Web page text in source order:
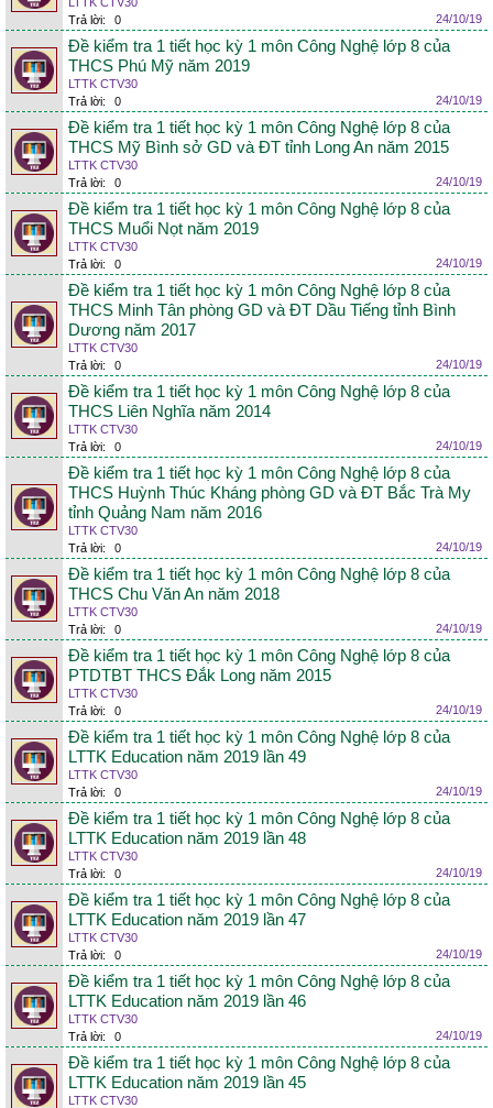
Trả lời:
0 24/10/19
Đề kiểm tra 1 tiết học kỳ 1 môn Công Nghệ lớp 8 của
THCS Phú Mỹ năm 2019
LTTK CTV30
Trả lời:
0 24/10/19
Đề kiểm tra 1 tiết học kỳ 1 môn Công Nghệ lớp 8 của
THCS Mỹ Bình sở GD và ĐT tỉnh Long An năm 2015
LTTK CTV30
Trả lời:
0 24/10/19
Đề kiểm tra 1 tiết học kỳ 1 môn Công Nghệ lớp 8 của
THCS Muổi Nọt năm 2019
LTTK CTV30
Trả lời:
0 24/10/19
Đề kiểm tra 1 tiết học kỳ 1 môn Công Nghệ lớp 8 của
THCS Minh Tân phòng GD và ĐT Dầu Tiếng tỉnh Bình
Dương năm 2017
LTTK CTV30
Trả lời:
0 24/10/19
Đề kiểm tra 1 tiết học kỳ 1 môn Công Nghệ lớp 8 của
THCS Liên Nghĩa năm 2014
LTTK CTV30
Trả lời:
0 24/10/19
Đề kiểm tra 1 tiết học kỳ 1 môn Công Nghệ lớp 8 của
THCS Huỳnh Thúc Kháng phòng GD và ĐT Bắc Trà My
tỉnh Quảng Nam năm 2016
LTTK CTV30
Trả lời:
0 24/10/19
Đề kiểm tra 1 tiết học kỳ 1 môn Công Nghệ lớp 8 của
THCS Chu Văn An năm 2018
LTTK CTV30
Trả lời:
0 24/10/19
Đề kiểm tra 1 tiết học kỳ 1 môn Công Nghệ lớp 8 của
PTDTBT THCS Đắk Long năm 2015
LTTK CTV30
Trả lời:
0 24/10/19
Đề kiểm tra 1 tiết học kỳ 1 môn Công Nghệ lớp 8 của
LTTK Education năm 2019 lần 49
LTTK CTV30
Trả lời:
0 24/10/19
Đề kiểm tra 1 tiết học kỳ 1 môn Công Nghệ lớp 8 của
LTTK Education năm 2019 lần 48
LTTK CTV30
Trả lời:
0 24/10/19
Đề kiểm tra 1 tiết học kỳ 1 môn Công Nghệ lớp 8 của
LTTK Education năm 2019 lần 47
LTTK CTV30
Trả lời:
0 24/10/19
Đề kiểm tra 1 tiết học kỳ 1 môn Công Nghệ lớp 8 của
LTTK Education năm 2019 lần 46
LTTK CTV30
Trả lời:
0 24/10/19
Đề kiểm tra 1 tiết học kỳ 1 môn Công Nghệ lớp 8 của
LTTK Education năm 2019 lần 45
LTTK CTV30